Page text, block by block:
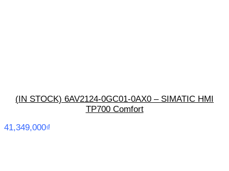
(IN STOCK) 6AV2124-0GC01-0AX0 – SIMATIC HMI
TP700 Comfort
41,349,000₫